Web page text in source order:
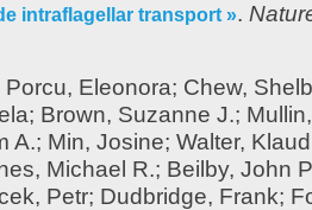
intraflagellar transport ».
Porcu, Eleonora; Chew,
; Brown, Suzanne J.;
A.; Min, Josine; Walter,
Michael R.; Beilby, John
Petr; Dudbridge, Frank;